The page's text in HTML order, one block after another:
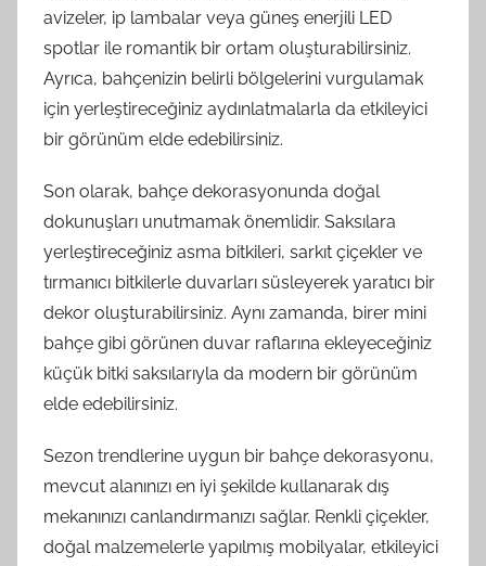
avizeler, ip lambalar veya güneş enerjili LED
spotlar ile romantik bir ortam oluşturabilirsiniz.
Ayrıca, bahçenizin belirli bölgelerini vurgulamak
için yerleştireceğiniz aydınlatmalarla da etkileyici
bir görünüm elde edebilirsiniz.
Son olarak, bahçe dekorasyonunda doğal
dokunuşları unutmamak önemlidir. Saksılara
yerleştireceğiniz asma bitkileri, sarkıt çiçekler ve
tırmanıcı bitkilerle duvarları süsleyerek yaratıcı bir
dekor oluşturabilirsiniz. Aynı zamanda, birer mini
bahçe gibi görünen duvar raflarına ekleyeceğiniz
küçük bitki saksılarıyla da modern bir görünüm
elde edebilirsiniz.
Sezon trendlerine uygun bir bahçe dekorasyonu,
mevcut alanınızı en iyi şekilde kullanarak dış
mekanınızı canlandırmanızı sağlar. Renkli çiçekler,
doğal malzemelerle yapılmış mobilyalar, etkileyici